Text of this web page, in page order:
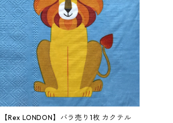
【Rex LONDON】バラ売り1枚 カクテル